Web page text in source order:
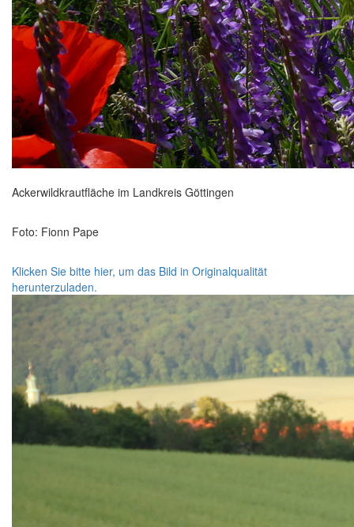
Ackerwildkrautfläche im Landkreis Göttingen
Foto: Fionn Pape
Klicken Sie bitte hier, um das Bild in Originalqualität
herunterzuladen.